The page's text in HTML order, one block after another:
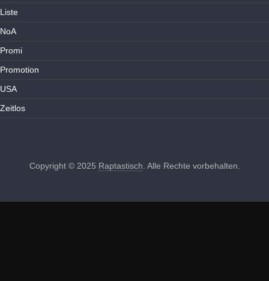
Liste
NoA
Promi
Promotion
USA
Zeitlos
Copyright © 2025 Raptastisch . Alle Rechte vorbehalten.